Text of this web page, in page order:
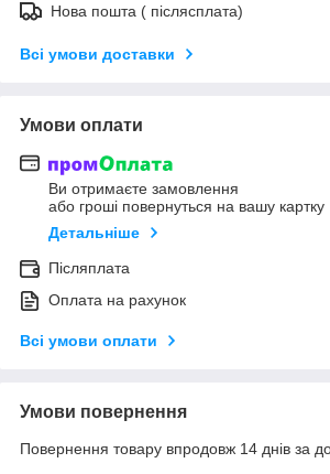
Нова пошта ( післясплата)
Всі умови доставки
Умови оплати
Ви отримаєте замовлення
або гроші повернуться на вашу картку
Детальніше
Післяплата
Оплата на рахунок
Всі умови оплати
Умови повернення
Повернення товару впродовж 14 днів за